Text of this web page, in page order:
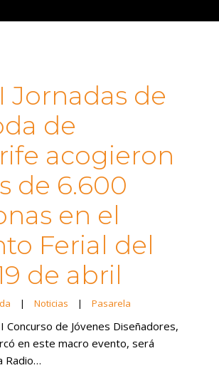
Jornadas de
de
acogieron
de 6.600
en el
Ferial del
de abril
| Noticias | Pasarela
Concurso de Jóvenes Diseñadores,
en este macro evento, será
Radio…